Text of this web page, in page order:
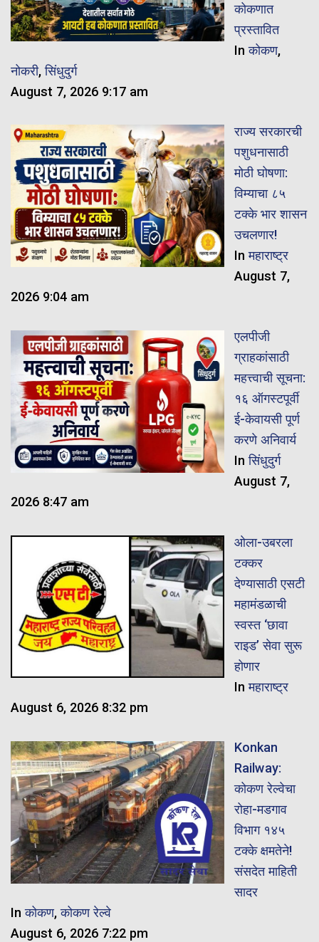
कोकणात
प्रस्तावित
Inकोकण,
नोकरी,सिंधुदुर्ग
August 7, 2026 9:17 am
राज्य सरकारची
पशुधनासाठी
मोठी घोषणा:
विम्याचा ८५
टक्के भार शासन
उचलणार!
Inमहाराष्ट्र
August 7,
2026 9:04 am
एलपीजी
ग्राहकांसाठी
महत्त्वाची सूचना:
१६ ऑगस्टपूर्वी
ई-केवायसी पूर्ण
करणे अनिवार्य
Inसिंधुदुर्ग
August 7,
2026 8:47 am
ओला-उबरला
टक्कर
देण्यासाठी एसटी
महामंडळाची
स्वस्त ‘छावा
राइड’ सेवा सुरू
होणार
Inमहाराष्ट्र
August 6, 2026 8:32 pm
Konkan
Railway:
कोकण रेल्वेचा
रोहा-मडगाव
विभाग १४५
टक्के क्षमतेने!
संसदेत माहिती
सादर
Inकोकण,कोकण रेल्वे
August 6, 2026 7:22 pm